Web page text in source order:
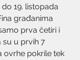
19. listopada
građanima
prva četiri i
su u prvih 7
ovrhe pokrile tek